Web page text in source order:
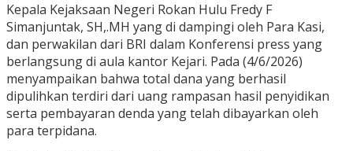
Kepala Kejaksaan Negeri Rokan Hulu Fredy F
Simanjuntak, SH,.MH yang di dampingi oleh Para Kasi,
dan perwakilan dari BRI dalam Konferensi press yang
berlangsung di aula kantor Kejari. Pada (4/6/2026)
menyampaikan bahwa total dana yang berhasil
dipulihkan terdiri dari uang rampasan hasil penyidikan
serta pembayaran denda yang telah dibayarkan oleh
para terpidana.